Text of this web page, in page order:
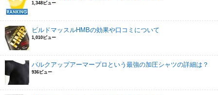
1,348ビュー
ビルドマッスルHMBの効果や口コミについて
1,010ビュー
バルクアップアーマープロという最強の加圧シャツの詳細は？
936ビュー